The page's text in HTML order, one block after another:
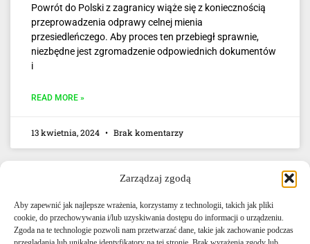
Zarządzaj zgodą
Aby zapewnić jak najlepsze wrażenia, korzystamy z technologii, takich jak pliki
cookie, do przechowywania i/lub uzyskiwania dostępu do informacji o urządzeniu.
Zgoda na te technologie pozwoli nam przetwarzać dane, takie jak zachowanie podczas
Powrót do Polski z zagranicy wiąże się z koniecznością
przeprowadzenia odprawy celnej mienia
przesiedleńczego. Aby proces ten przebiegł sprawnie,
niezbędne jest zgromadzenie odpowiednich dokumentów
i
READ MORE »
13 kwietnia, 2024 Brak komentarzy